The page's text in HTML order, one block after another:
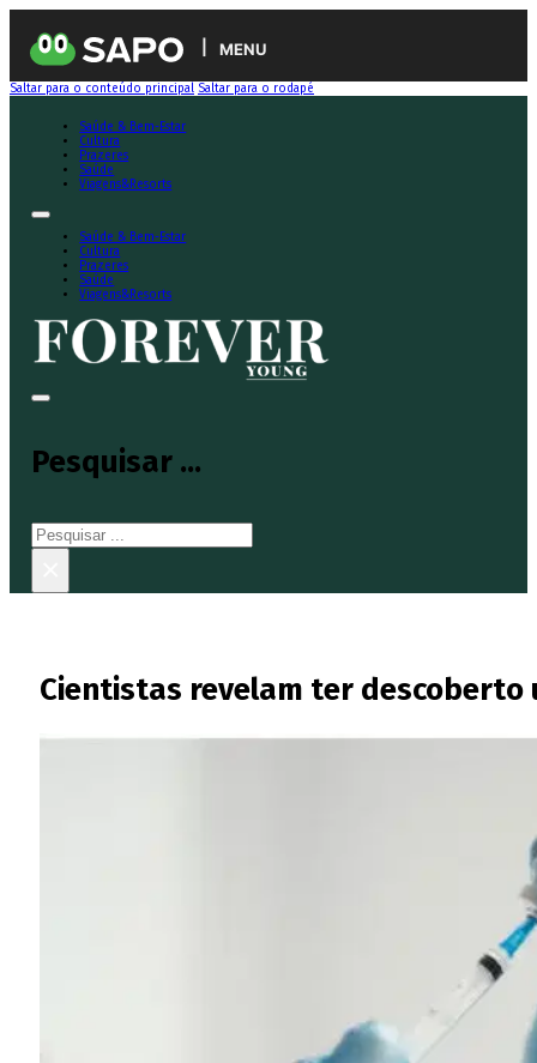
MENU
Saltar para o conteúdo principal Saltar para o rodapé
Saúde & Bem-Estar
Cultura
Prazeres
Saúde
Viagens&Resorts
Saúde & Bem-Estar
Cultura
Prazeres
Saúde
Viagens&Resorts
Pesquisar ...
Pesquisar
Cientistas revelam ter descoberto